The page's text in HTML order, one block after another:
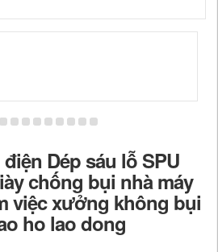
Dép sáu lỗ SPU
chống bụi nhà máy
việc xưởng không bụi
ho lao dong